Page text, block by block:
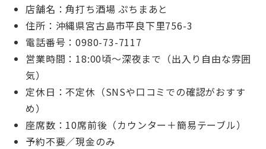
店舗名：角打ち酒場 ぷちまあと
住所：沖縄県宮古島市平良下里756-3
電話番号：0980-73-7117
営業時間：18:00頃〜深夜まで（出入り自由な雰囲
気）
定休日：不定休（SNSや口コミでの確認がおすす
め）
座席数：10席前後（カウンター＋簡易テーブル）
予約不要／現金のみ